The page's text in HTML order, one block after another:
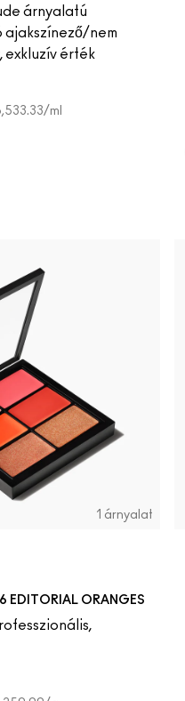
árnyalatú
ajakszínező/nem
exkluzív érték
/ml
1 árnyalat
EDITORIAL ORANGES